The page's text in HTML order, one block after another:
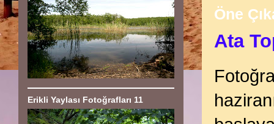
Öne
Ata
Erikli Yaylası Fotoğrafları 11